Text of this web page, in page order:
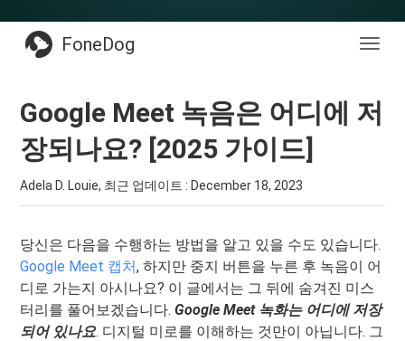
전
FoneDog
Google Meet 녹음은 어디에 저
장되나요? [2025 가이드]
Adela D. Louie, 최근 업데이트 : December 18, 2023
당신은 다음을 수행하는 방법을 알고 있을 수도 있습니다.
Google Meet 캡처, 하지만 중지 버튼을 누른 후 녹음이 어
디로 가는지 아시나요? 이 글에서는 그 뒤에 숨겨진 미스
터리를 풀어보겠습니다.Google Meet 녹화는 어디에 저장
되어 있나요. 디지털 미로를 이해하는 것만이 아닙니다. 그